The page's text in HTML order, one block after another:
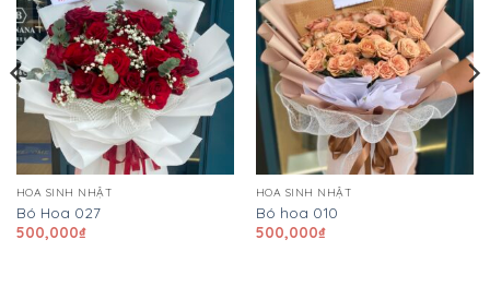
HOA SINH NHẬT
Bó Hoa 027
500,000₫
HOA SINH NHẬT
Bó hoa 010
500,000₫